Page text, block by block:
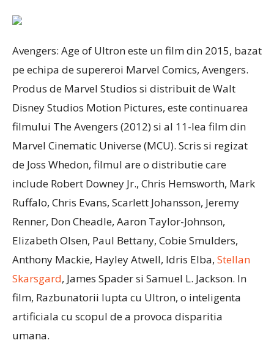
Avengers: Age of Ultron este un film din 2015, bazat
pe echipa de supereroi Marvel Comics, Avengers.
Produs de Marvel Studios si distribuit de Walt
Disney Studios Motion Pictures, este continuarea
filmului The Avengers (2012) si al 11-lea film din
Marvel Cinematic Universe (MCU). Scris si regizat
de Joss Whedon, filmul are o distributie care
include Robert Downey Jr., Chris Hemsworth, Mark
Ruffalo, Chris Evans, Scarlett Johansson, Jeremy
Renner, Don Cheadle, Aaron Taylor-Johnson,
Elizabeth Olsen, Paul Bettany, Cobie Smulders,
Anthony Mackie, Hayley Atwell, Idris Elba, Stellan
Skarsgard, James Spader si Samuel L. Jackson. In
film, Razbunatorii lupta cu Ultron, o inteligenta
artificiala cu scopul de a provoca disparitia
umana.